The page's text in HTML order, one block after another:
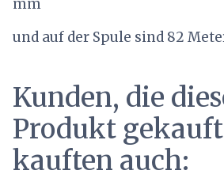
mm
und auf der Spule sind 82
Kunden, die
Produkt
kauften auch: